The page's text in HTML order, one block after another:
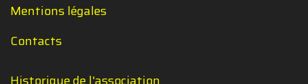
Mentions légales
Contacts